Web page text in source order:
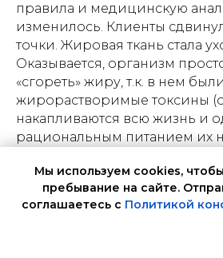
правила и медицинскую
изменилось. Клиенты
точки. Жировая ткань стала
Оказывается, организм
«сгореть» жиру, т.к. в нем
жирорастворимые токсины
накапливаются всю жизнь и
рациональным питанием их
наши наработки вовсю. Вы
стоит мучиться и что-то
лучшие протоколы,
Мы используем cookies,
пребывание на сайте.
соглашаетесь с Политикой